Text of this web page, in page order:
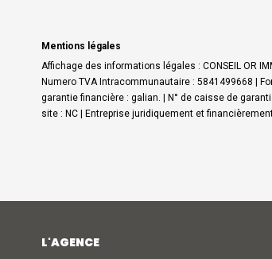
Mentions légales
Affichage des informations légales : CONSEIL OR
Numero TVA Intracommunautaire : 5841499668 |
garantie financière : galian. | N° de caisse de
site : NC |
Entreprise juridiquement et
L'AGENCE